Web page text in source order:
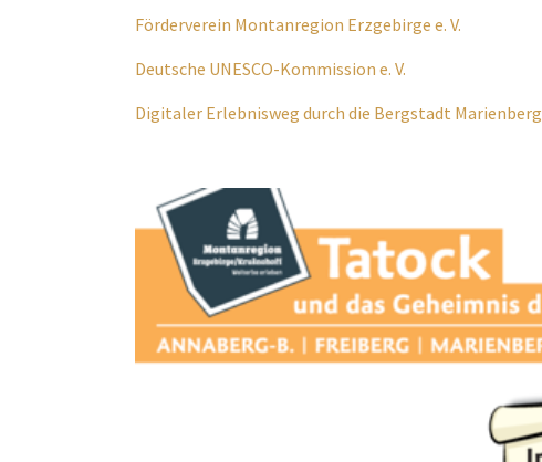
Förderverein Montanregion Erzgebirge e. V.
Deutsche UNESCO-Kommission e. V.
Digitaler Erlebnisweg durch die Bergstadt Marienberg